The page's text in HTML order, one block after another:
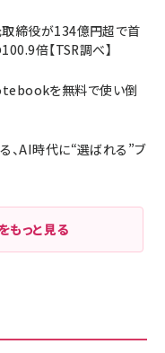
取締役が134億円超で首
倍【TSR調べ】
を無料で使い倒
、AI時代に“選ばれる”ブ
もっと見る